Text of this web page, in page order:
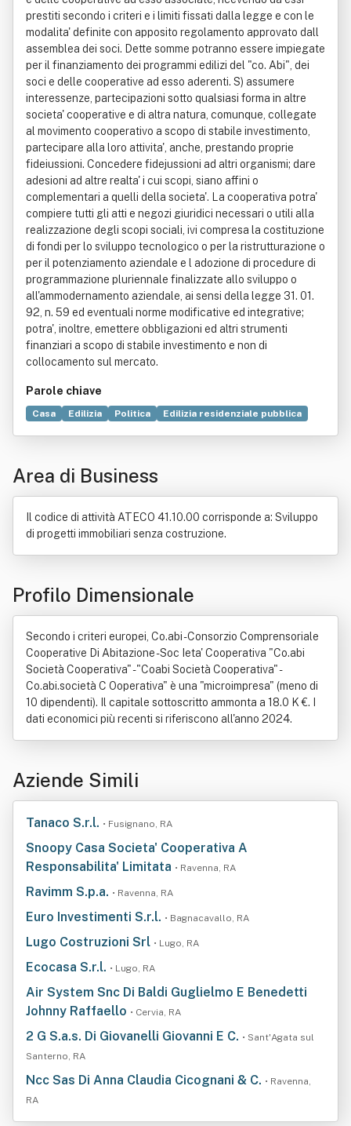
prestiti secondo i criteri e i limiti fissati dalla legge e con le
modalita' definite con apposito regolamento approvato dall
assemblea dei soci. Dette somme potranno essere impiegate
per il finanziamento dei programmi edilizi del "co. Abi", dei
soci e delle cooperative ad esso aderenti. S) assumere
interessenze, partecipazioni sotto qualsiasi forma in altre
societa' cooperative e di altra natura, comunque, collegate
al movimento cooperativo a scopo di stabile investimento,
partecipare alla loro attivita', anche, prestando proprie
fideiussioni. Concedere fidejussioni ad altri organismi; dare
adesioni ad altre realta' i cui scopi, siano affini o
complementari a quelli della societa'. La cooperativa potra'
compiere tutti gli atti e negozi giuridici necessari o utili alla
realizzazione degli scopi sociali, ivi compresa la costituzione
di fondi per lo sviluppo tecnologico o per la ristrutturazione o
per il potenziamento aziendale e l adozione di procedure di
programmazione pluriennale finalizzate allo sviluppo o
all'ammodernamento aziendale, ai sensi della legge 31. 01.
92, n. 59 ed eventuali norme modificative ed integrative;
potra', inoltre, emettere obbligazioni ed altri strumenti
finanziari a scopo di stabile investimento e non di
collocamento sul mercato.
Parole chiave
Casa Edilizia Politica
Edilizia residenziale pubblica
Fabbricato
Previdenza sociale
Area di Business
Il codice di attività ATECO 41.10.00 corrisponde a: Sviluppo
di progetti immobiliari senza costruzione.
Profilo Dimensionale
Secondo i criteri europei, Co.abi - Consorzio Comprensoriale
Cooperative Di Abitazione - Soc Ieta' Cooperativa "Co.abi
Società Cooperativa" - "Coabi Società Cooperativa" -
Co.abi.società C Ooperativa" è una "microimpresa" (meno di
10 dipendenti). Il capitale sottoscritto ammonta a 18.0 K €. I
dati economici più recenti si riferiscono all'anno 2024.
Aziende Simili
Tanaco S.r.l. • Fusignano, RA
Snoopy Casa Societa' Cooperativa A
Responsabilita' Limitata • Ravenna, RA
Ravimm S.p.a. • Ravenna, RA
Euro Investimenti S.r.l. • Bagnacavallo, RA
Lugo Costruzioni Srl • Lugo, RA
Ecocasa S.r.l. • Lugo, RA
Air System Snc Di Baldi Guglielmo E Benedetti
Johnny Raffaello • Cervia, RA
2 G S.a.s. Di Giovanelli Giovanni E C. • Sant'Agata sul
Santerno, RA
Ncc Sas Di Anna Claudia Cicognani & C. • Ravenna,
RA